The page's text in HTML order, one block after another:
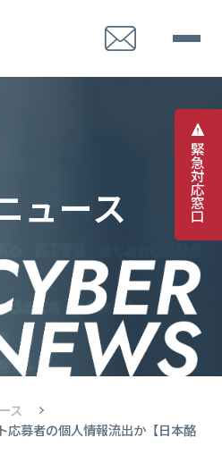
緊
急
対
応
窓
口
ュース
ス
応募者の個人情報流出か【日本酪